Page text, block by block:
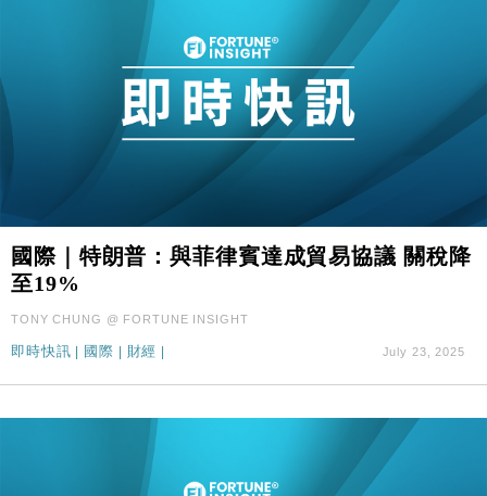
財經｜內地7月美元計價出口增近24%勝預期 貿易順
差達1125億美元
財經｜日本春季三度入市撐日圓 4月單日斥6.28萬億
日圓干預創新高
國際｜特朗普料美伊戰事快結束 承認部分彈藥庫存緊
財經｜SA售股自救後再出手 斥4億美元押注未上市公
司
18:31
財經｜華僑銀行上半年淨利創新高 中期息增15%至
47仙
17:33
財經｜滙豐上調香港今年GDP預測至4.5% 看好貿易
損失近6900萬元
財經｜日經失守6.5萬點後回穩 全周仍升近2%
財經｜恒隆10月換帥 玩具「反」斗城亞洲CEO蔡德
國際｜特朗普：與菲律賓達成貿易協議 關稅降
至19%
TONY CHUNG @ FORTUNE INSIGHT
即時快訊 國際 財經 July 23, 2025